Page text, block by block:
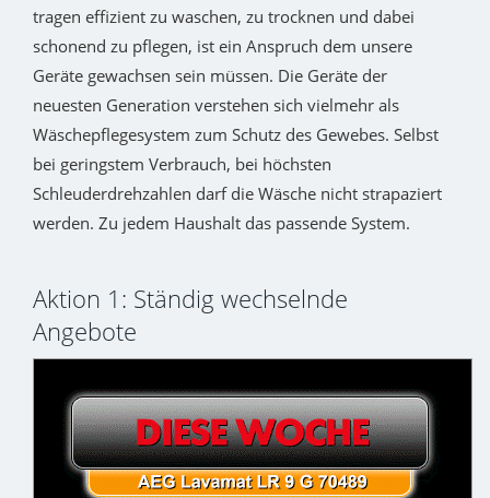
tragen effizient zu waschen, zu trocknen und dabei
schonend zu pflegen, ist ein Anspruch dem unsere
Geräte gewachsen sein müssen. Die Geräte der
neuesten Generation verstehen sich vielmehr als
Wäschepflegesystem zum Schutz des Gewebes. Selbst
bei geringstem Verbrauch, bei höchsten
Schleuderdrehzahlen darf die Wäsche nicht strapaziert
werden. Zu jedem Haushalt das passende System.
Aktion 1: Ständig wechselnde
Angebote